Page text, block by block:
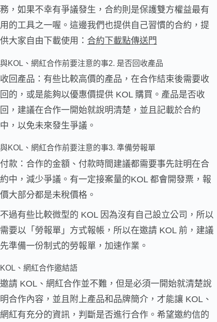
務，如果不幸有爭議發生，合約則是保護雙方權益最有
用的工具之一喔。這邊我們也提供自己習慣的合約，提
供大家自由下載使用： 合約下載點傳送門
與KOL、網紅合作前要注意的事2. 是否回收產品
收回產品：有些比較高價的產品，在合作結束後需要收
回的，或是能夠以優惠價提供 KOL 購買。產品是否收
回，建議在合作一開始就說明清楚，並且記載於合約
中，以免未來發生爭議。
與KOL、網紅合作前要注意的事3. 準備勞報單
付款：合作的金額、付款時間建議都需要事先註明在合
約中，減少爭議。有一定接案量的KOL 都會開發票，報
價大部分都是未稅價格。
不過有些比較微型的 KOL 因為沒有自己設立公司，所以
需要以「勞報單」方式報帳，所以在邀請 KOL 前，建議
先準備一份制式的勞報單，加速作業。
KOL、網紅合作邀結語
邀請 KOL、網紅合作並不難，但是必須一開始就清楚說
明合作內容，並且附上產品和品牌簡介，才能讓 KOL、
網紅有充分的資訊，判斷是否進行合作。希望邀約信的